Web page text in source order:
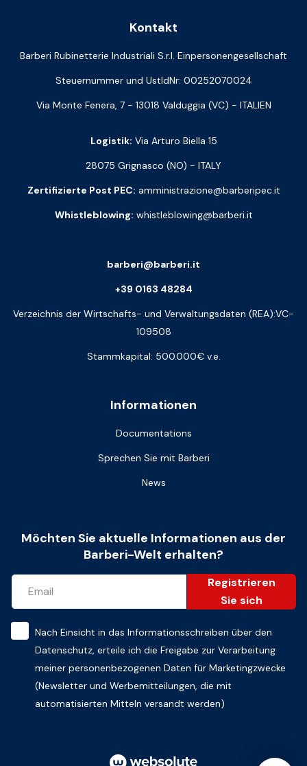
Kontakt
Barberi Rubinetterie Industriali S.r.l. Einpersonengesellschaft
Steuernummer und UstIdNr: 00252070024
Via Monte Fenera, 7 - 13018 Valduggia (VC) - ITALIEN
Logistik: Via Arturo Biella 15
28075 Grignasco (NO) - ITALY
Zertifizierte Post PEC: amministrazione@barberipec.it
Whistleblowing: whistleblowing@barberi.it
Informationen
Documentations
Sprechen Sie mit Barberi
News
barberi@barberi.it
+39 0163 48284
Verzeichnis der Wirtschafts- und Verwaltungsdaten (REA):VC-
109508
Stammkapital: 500.000€ v.e.
Möchten Sie aktuelle Informationen aus der
Barberi-Welt erhalten?
Registrieren
Sie sich
Nach Einsicht in das Informationsschreiben über den
Datenschutz, erteile ich die Freigabe zur Verarbeitung
meiner personenbezogenen Daten für Marketingzwecke
(Newsletter und Werbemitteilungen, die mit
automatisierten Mitteln versandt werden)